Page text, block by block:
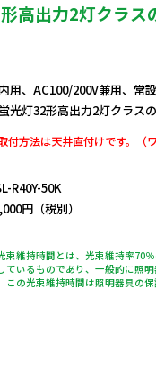
高出力2灯クラス
用、AC100/200V兼用、常設
光灯32形高出力2灯クラス
付方法は天井直付けです。（
R40Y-50K
円（税別）
束維持時間とは、光束維持率70
ているものであり、一般的に照
この光束維持時間は照明器具の